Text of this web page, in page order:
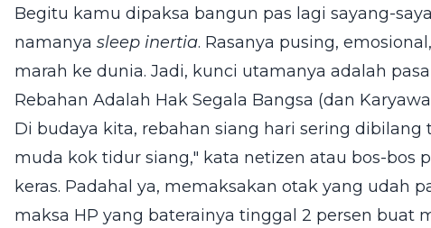
Begitu kamu dipaksa bangun pas lagi sayang-
namanya sleep inertia. Rasanya pusing,
marah ke dunia. Jadi, kunci utamanya adalah
Rebahan Adalah Hak Segala Bangsa (dan
Di budaya kita, rebahan siang hari sering dibilang
muda kok tidur siang," kata netizen atau bos-bos
keras. Padahal ya, memaksakan otak yang udah
maksa HP yang baterainya tinggal 2 persen buat